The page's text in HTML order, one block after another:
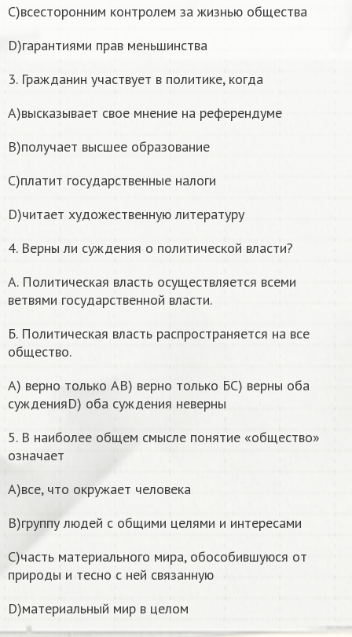
C)всесторонним контролем за жизнью общества
D)гарантиями прав меньшинства
3. Гражданин участвует в политике, когда
A)высказывает свое мнение на референдуме
B)получает высшее образование
C)платит государственные налоги
D)читает художественную литературу
4. Верны ли суждения о политической власти?
А. Политическая власть осуществляется всеми
ветвями государственной власти.
Б. Политическая власть распространяется на все
общество.
A) верно только АB) верно только БC) верны оба
сужденияD) оба суждения неверны
5. В наиболее общем смысле понятие «общество»
означает
A)все, что окружает человека
B)группу людей с общими целями и интересами
C)часть материального мира, обособившуюся от
природы и тесно с ней связанную
D)материальный мир в целом